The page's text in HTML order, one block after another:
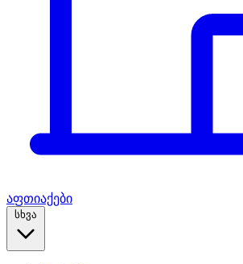
აფთიაქები
სხვა